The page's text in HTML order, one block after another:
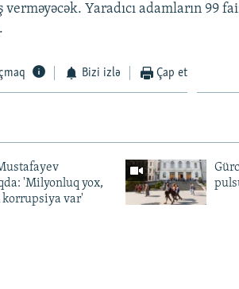
Yaradıcı adamların 99
Bizi izlə Çap et
'Milyonluq yox,
var'